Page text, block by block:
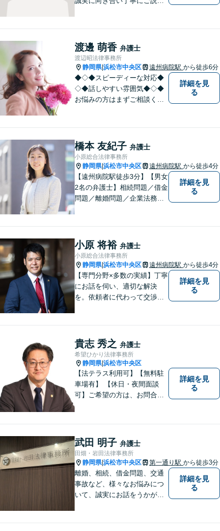
渡邊 萌香 弁護士
渡辺昭法律事務所
静岡県|浜松市中央区 遠州病院駅 から徒歩6分
◆◇◆スピーディーな対応◆
◇◆話しやすい雰囲気◆◇◆
お悩みの方はまずご相談くだ
詳細を見
る
橋本 友紀子 弁護士
小原総合法律事務所
静岡県|浜松市中央区 遠州病院駅 から徒歩4分
【遠州病院駅徒歩3分】【男女
2名の弁護士】相続問題／借金
問題／離婚問題／企業法務な
詳細を見
る
小原 将裕 弁護士
小原総合法律事務所
静岡県|浜松市中央区 遠州病院駅 から徒歩4分
【専門分野×多数の実績】丁寧
にお話を伺い、適切な解決
を。依頼者に代わって交渉・
法律事務所】
詳細を見
る
貴志 秀之 弁護士
希望ひかり法律事務所
静岡県|浜松市中央区
【法テラス利用可】【無料駐
車場有】 【休日・夜間面談
可】ご希望の方は、お問合せ
料無料◆
詳細を見
る
武田 明子 弁護士
田畑・岩田法律事務所
静岡県|浜松市中央区 第一通り駅 から徒歩3分
離婚、相続、借金問題、交通
事故など、様々なお悩みにつ
いて、誠実にお話をうかが
詳細を見
る